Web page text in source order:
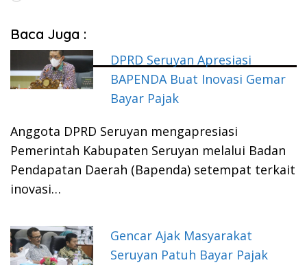
Baca Juga :
DPRD Seruyan Apresiasi
BAPENDA Buat Inovasi Gemar
Bayar Pajak
Anggota DPRD Seruyan mengapresiasi
Pemerintah Kabupaten Seruyan melalui Badan
Pendapatan Daerah (Bapenda) setempat terkait
inovasi…
Gencar Ajak Masyarakat
Seruyan Patuh Bayar Pajak